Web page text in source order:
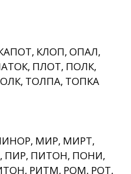
КЛОП, ОПАЛ,
ПЛОТ, ПОЛК,
ТОЛПА, ТОПКА
МИР, МИРТ,
ПИР, ПИТОН, ПОНИ,
РИТМ, РОМ, РОТ,